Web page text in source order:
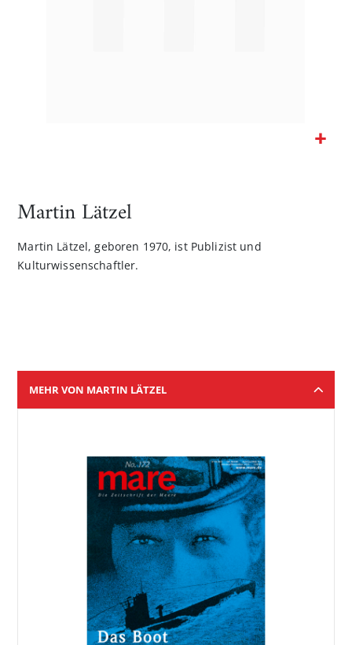
Bildgalerie
Martin Lätzel
Martin Lätzel, geboren 1970, ist Publizist und
Kulturwissenschaftler.
MEHR VON MARTIN LÄTZEL